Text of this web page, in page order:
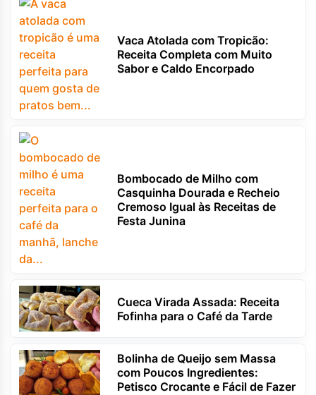
Vaca Atolada com Tropicão:
Receita Completa com Muito
Sabor e Caldo Encorpado
Bombocado de Milho com
Casquinha Dourada e Recheio
Cremoso Igual às Receitas de
Festa Junina
Cueca Virada Assada: Receita
Fofinha para o Café da Tarde
Bolinha de Queijo sem Massa
com Poucos Ingredientes:
Petisco Crocante e Fácil de Fazer